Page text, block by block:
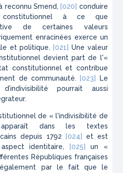
reconnu Smend, [020] conduire
à ce que
de certaines valeurs
enracinées exerce un
et politique. [021] Une valeur
devient part de l'«
constitutionnel et contribue
de communauté.
[023]
Le
pourrait aussi
de « l'indivisibilité de
dans les textes
depuis 1792
[024] et est
identitaire,
[025]
un «
Républiques françaises
par le fait que le